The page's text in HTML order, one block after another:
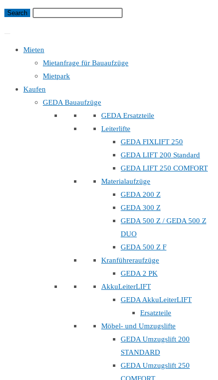
Mieten
Mietanfrage für Bauaufzüge
Mietpark
Kaufen
GEDA Bauaufzüge
GEDA Ersatzteile
Leiterlifte
GEDA FIXLIFT 250
GEDA LIFT 200 Standard
GEDA LIFT 250 COMFORT
Materialaufzüge
GEDA 200 Z
GEDA 300 Z
GEDA 500 Z / GEDA 500 Z
DUO
GEDA 500 Z F
Kranführeraufzüge
GEDA 2 PK
AkkuLeiterLIFT
GEDA AkkuLeiterLIFT
Ersatzteile
Möbel- und Umzugslifte
GEDA Umzugslift 200
STANDARD
GEDA Umzugslift 250